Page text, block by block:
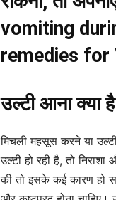
vomiting
remedies for
उल्टी आना
मिचली महसूस करने या
उल्टी हो रही है, तो
की तो इसके कई कारण हो